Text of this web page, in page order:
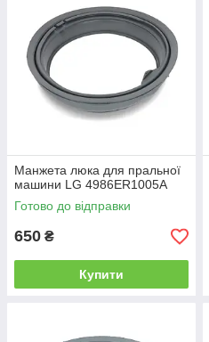
Манжета люка для пральної
машини LG 4986ER1005A
Готово до відправки
650 ₴
Купити